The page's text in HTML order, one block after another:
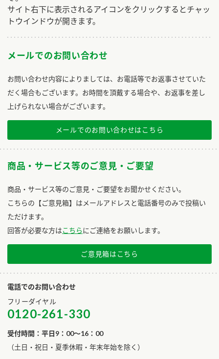
サイト右下に表示されるアイコンをクリックするとチャッ
トウインドウが開きます。
メールでのお問い合わせ
お問い合わせ内容によりましては、お電話等でお返事させていた
だく場合もございます。お時間を頂戴する場合や、お返事を差し
上げられない場合がございます。
メールでのお問い合わせはこちら
商品・サービス等のご意見・ご要望
商品・サービス等のご意見・ご要望をお聞かせください。
こちらの【ご意見箱】はメールアドレスと電話番号のみで投稿い
ただけます。
回答が必要な方はこちらにご連絡をお願いします。
ご意見箱はこちら
電話でのお問い合わせ
フリーダイヤル
0120-261-330
受付時間：平日9：00～16：00
​（土日・祝日・夏季休暇・年末年始を除く）